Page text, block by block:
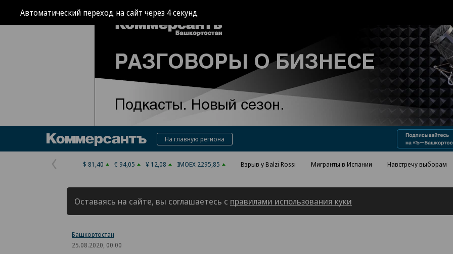
Автоматический переход на сайт через 3секунд
Реклама в «Ъ» www.kommersant.ru/ad
КоммерсантъНа главную региона
Предыдущая
страница
$ 81,40 € 94,05 ¥ 12,08 IMOEX 2295,85 Взрыв у Balzi Rossi Мигранты в Испании Навстречу выборам
Оставаясь на сайте, вы соглашаетесь с правилами использования куки
Башкортостан
25.08.2020, 00:00